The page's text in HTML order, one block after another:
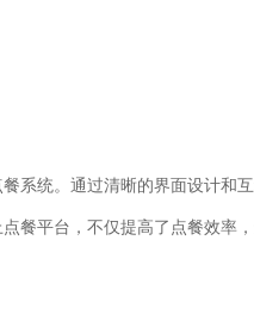
系统。通过清晰的界面设计和
餐平台，不仅提高了点餐效率